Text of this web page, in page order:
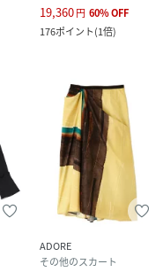
19,360円 60%OFF
176ポイント(1倍)
ADORE
その他のスカート